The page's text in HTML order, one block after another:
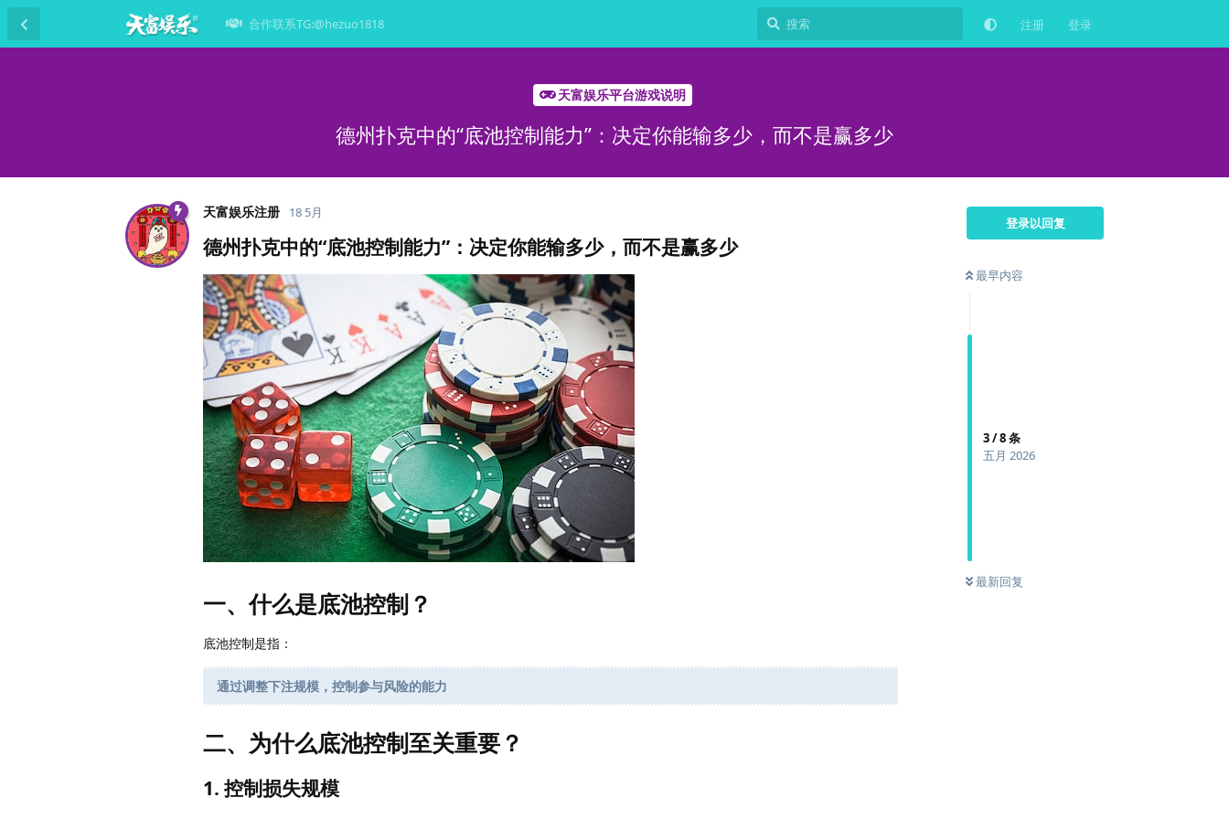
合作联系TG:@hezuo1818 注册 登录
天富娱乐平台游戏说明
德州扑克中的“底池控制能力”：决定你能输多少，而不是赢多少
登录以回复
最早内容
3/8条
五月 2026
最新回复
天富娱乐注册 18 5月
德州扑克中的“底池控制能力”：决定你能输多少，而不是赢多少
一、什么是底池控制？
底池控制是指：
通过调整下注规模，控制参与风险的能力
二、为什么底池控制至关重要？
1. 控制损失规模